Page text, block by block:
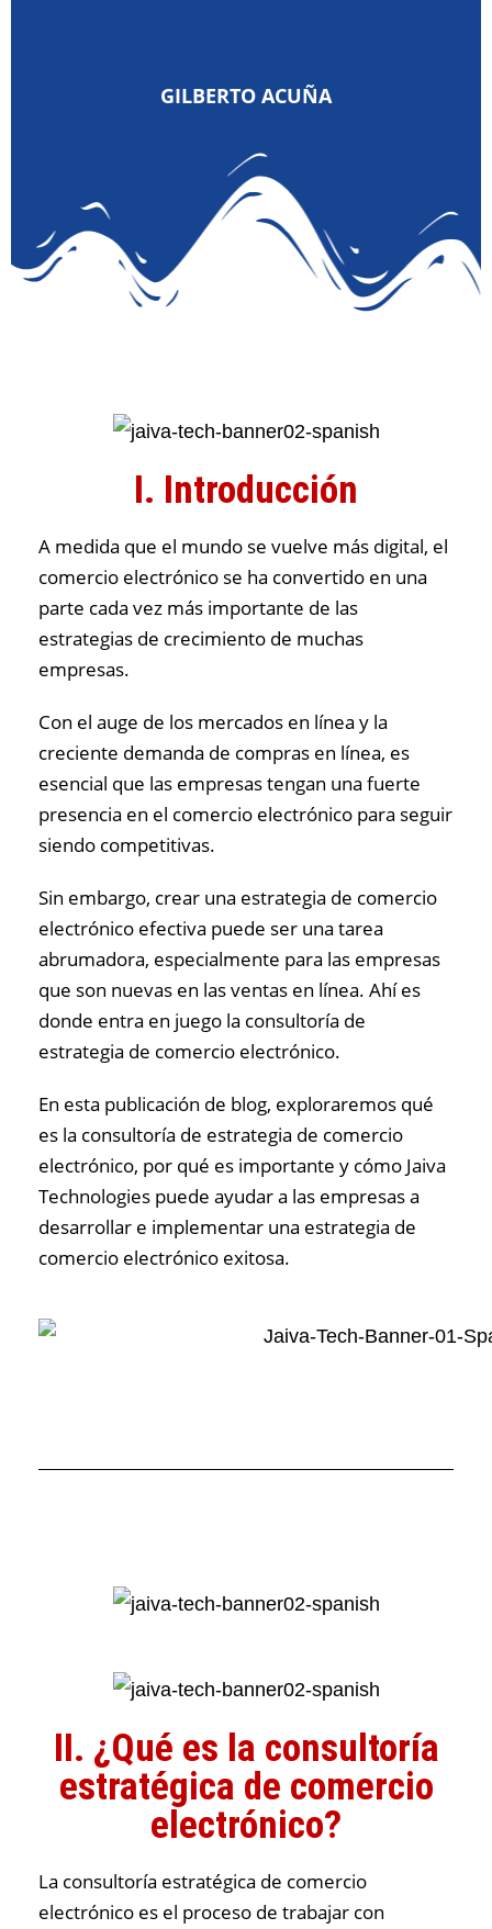
GILBERTO ACUÑA
I. Introducción
A medida que el mundo se vuelve más digital, el
comercio electrónico se ha convertido en una
parte cada vez más importante de las
estrategias de crecimiento de muchas
empresas.
Con el auge de los mercados en línea y la
creciente demanda de compras en línea, es
esencial que las empresas tengan una fuerte
presencia en el comercio electrónico para seguir
siendo competitivas.
Sin embargo, crear una estrategia de comercio
electrónico efectiva puede ser una tarea
abrumadora, especialmente para las empresas
que son nuevas en las ventas en línea. Ahí es
donde entra en juego la consultoría de
estrategia de comercio electrónico.
En esta publicación de blog, exploraremos qué
es la consultoría de estrategia de comercio
electrónico, por qué es importante y cómo Jaiva
Technologies puede ayudar a las empresas a
desarrollar e implementar una estrategia de
comercio electrónico exitosa.
II. ¿Qué es la consultoría
estratégica de comercio
electrónico?
La consultoría estratégica de comercio
electrónico es el proceso de trabajar con